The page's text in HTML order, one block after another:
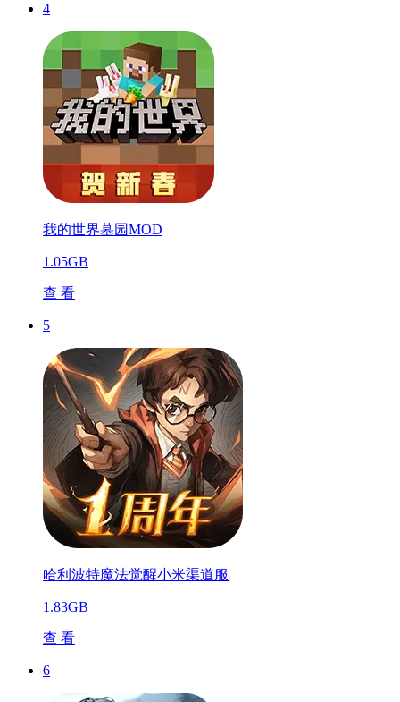
4
我的世界墓园MOD
1.05GB
查 看
5
哈利波特魔法觉醒小米渠道服
1.83GB
查 看
6